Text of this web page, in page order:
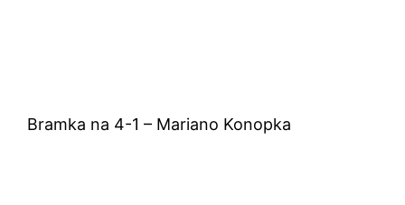
Bramka na 4-1 – Mariano Konopka